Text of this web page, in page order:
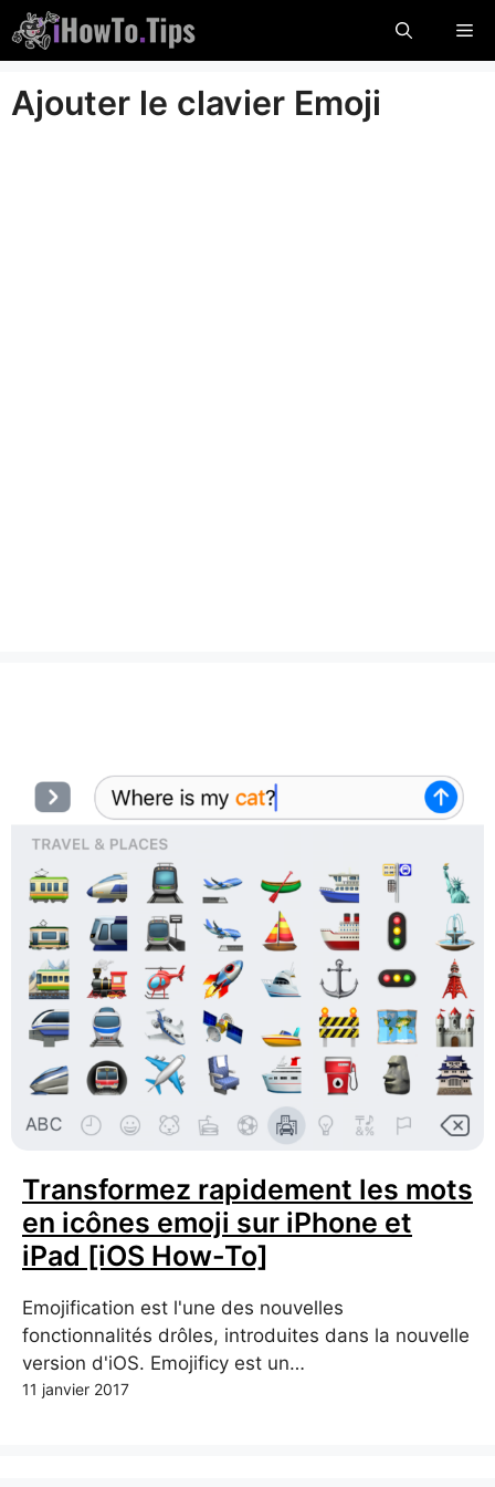
Passer
au
contenu
Ajouter le clavier Emoji
Transformez rapidement les mots
en icônes emoji sur iPhone et
iPad [iOS How-To]
Emojification est l'une des nouvelles
fonctionnalités drôles, introduites dans la nouvelle
version d'iOS. Emojificy est un…
11 janvier 2017